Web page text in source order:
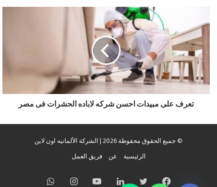
تعرف على مبيدات احسن شركه لاباده الحشرات فى مصر
© جميع الحقوق محفوظة 2026 | الشركة الألمانيه اون لاين
الرئيسية
عن فريق العمل
فيسبوكتويتر لينكدإن يوتيوب انستقرام